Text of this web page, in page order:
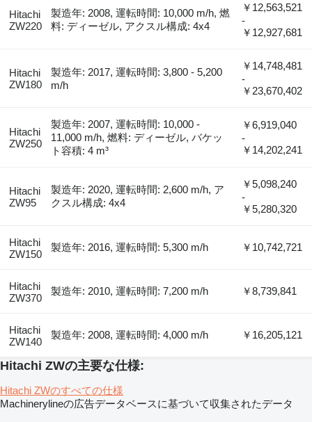
Hitachi
ZW220
製造年: 2008, 運転時間: 10,000 m/h, 燃
料: ディーゼル, アクスル構成: 4x4
￥12,563,521
-
￥12,927,681
Hitachi
ZW180
製造年: 2017, 運転時間: 3,800 - 5,200
m/h
￥14,748,481
-
￥23,670,402
Hitachi
ZW250
製造年: 2007, 運転時間: 10,000 -
11,000 m/h, 燃料: ディーゼル, バケッ
ト容積: 4 m³
￥6,919,040
-
￥14,202,241
Hitachi
ZW95
製造年: 2020, 運転時間: 2,600 m/h, ア
クスル構成: 4x4
￥5,098,240
-
￥5,280,320
Hitachi
ZW150
製造年: 2016, 運転時間: 5,300 m/h ￥10,742,721
Hitachi
ZW370
製造年: 2010, 運転時間: 7,200 m/h ￥8,739,841
Hitachi
ZW140
製造年: 2008, 運転時間: 4,000 m/h ￥16,205,121
Hitachi ZWの主要な仕様:
Hitachi ZWのすべての仕様
Machinerylineの広告データベースに基づいて収集されたデータ